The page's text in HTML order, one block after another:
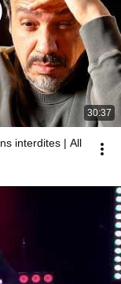
30:37
interdites | All